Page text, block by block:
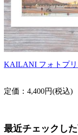
KAILANI フォトプリ
定価：4,400円(税込)
最近チェックし